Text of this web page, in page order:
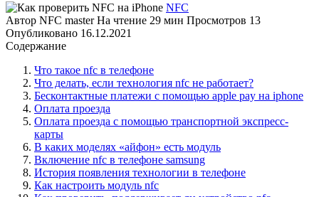
NFC
Автор NFC master На чтение 29 мин Просмотров 13
Опубликовано 16.12.2021
Содержание
Что такое nfc в телефоне
Что делать, если технология nfc не работает?
Бесконтактные платежи с помощью apple pay на iphone
Оплата проезда
Оплата проезда с помощью транспортной экспресс-
карты
В каких моделях «айфон» есть модуль
Включение nfc в телефоне samsung
История появления технологии в телефоне
Как настроить модуль nfc